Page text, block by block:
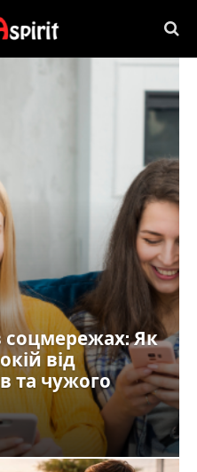
соцмережах: Як
від
та чужого